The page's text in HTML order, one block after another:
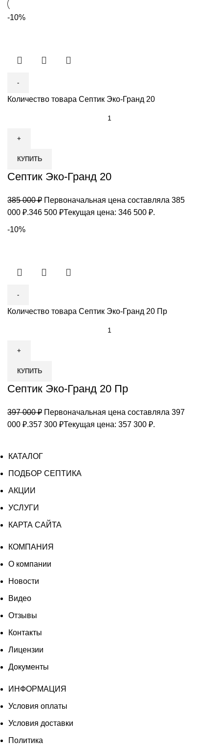
-10%
Количество товара Септик Эко-Гранд 20
КУПИТЬ
Септик Эко-Гранд 20
385 000₽ Первоначальная цена составляла 385
000 ₽.346 500 ₽Текущая цена: 346 500 ₽.
-10%
Количество товара Септик Эко-Гранд 20 Пр
КУПИТЬ
Септик Эко-Гранд 20 Пр
397 000₽ Первоначальная цена составляла 397
000 ₽.357 300 ₽Текущая цена: 357 300 ₽.
КАТАЛОГ
ПОДБОР СЕПТИКА
АКЦИИ
УСЛУГИ
КАРТА САЙТА
КОМПАНИЯ
О компании
Новости
Видео
Отзывы
Контакты
Лицензии
Документы
ИНФОРМАЦИЯ
Условия оплаты
Условия доставки
Политика